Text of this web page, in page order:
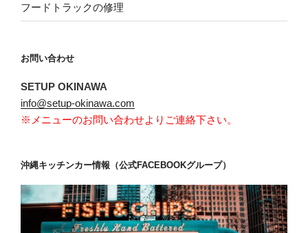
フードトラックの修理
お問い合わせ
SETUP OKINAWA
info@setup-okinawa.com
※メニューのお問い合わせよりご連絡下さい。
沖縄キッチンカー情報（公式FACEBOOKグループ）